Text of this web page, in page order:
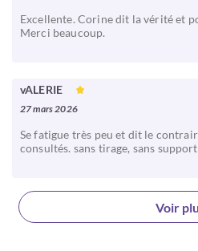
Excellente. Corine dit la vérité et
Merci beaucoup.
vALERIE
27 mars 2026
Se fatigue très peu et dit le
consultés. sans tirage, sans
Voir